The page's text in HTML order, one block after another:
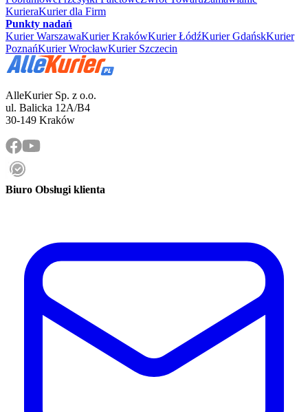
KurieraKurier dla Firm
Punkty nadań
Kurier WarszawaKurier KrakówKurier ŁódźKurier GdańskKurier
PoznańKurier WrocławKurier Szczecin
AlleKurier Sp. z o.o.
ul. Balicka 12A/B4
30-149 Kraków
Biuro Obsługi klienta